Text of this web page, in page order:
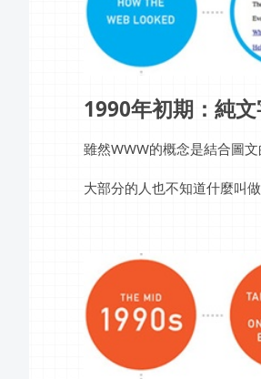
1990年初期：純
雖然WWW的概念是結合圖
大部分的人也不知道什麼叫